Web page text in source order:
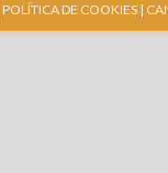
POLÍTICA DE COOKIES |